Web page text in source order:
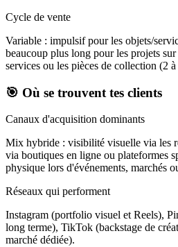
Cycle de vente
Variable : impulsif pour les objets/
beaucoup plus long pour les projets
services ou les pièces de collection (2 à
🎯 Où se trouvent tes clients
Canaux d'acquisition dominants
Mix hybride : visibilité visuelle via les
via boutiques en ligne ou plateformes
physique lors d'événements, marchés
Réseaux qui performent
Instagram (portfolio visuel et Reels),
long terme), TikTok (backstage de
marché dédiée).